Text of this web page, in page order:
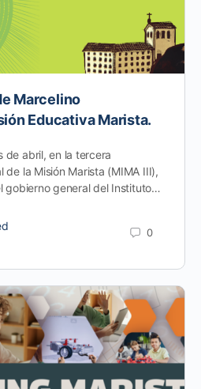
Marcelino
Educativa Marista.
de abril, en la tercera
de la Misión Marista (MIMA III),
gobierno general del Instituto…
0